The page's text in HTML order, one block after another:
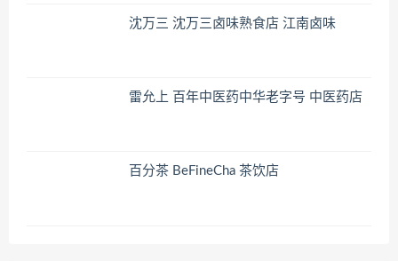
沈万三 沈万三卤味熟食店 江南卤味
雷允上 百年中医药中华老字号 中医药店
百分茶 BeFineCha 茶饮店